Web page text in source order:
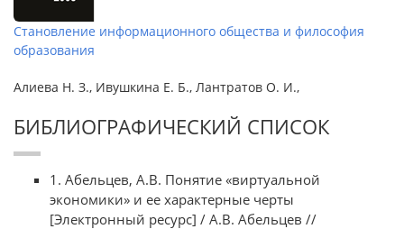
Становление информационного общества и философия
образования
Алиева Н. З., Ивушкина Е. Б., Лантратов О. И.,
БИБЛИОГРАФИЧЕСКИЙ СПИСОК
1. Абельцев, А.В. Понятие «виртуальной
экономики» и ее характерные черты
[Электронный ресурс] / А.В. Абельцев //